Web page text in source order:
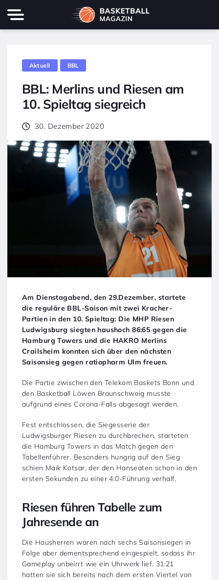
Aktuell BBL
BBL: Merlins und Riesen am
10. Spieltag siegreich
30. Dezember 2020
Am Dienstagabend, den 29.Dezember, startete
die reguläre BBL-Saison mit zwei Kracher-
Partien in den 10. Spieltag: Die MHP Riesen
Ludwigsburg siegten haushoch 86:65 gegen die
Hamburg Towers und die HAKRO Merlins
Crailsheim konnten sich über den nächsten
Saisonsieg gegen ratiopharm Ulm freuen.
Die Partie zwischen den Telekom Baskets Bonn und
den Basketball Löwen Braunschweig musste
aufgrund eines Corona-Falls abgesagt werden.
Fest entschlossen, die Siegesserie der
Ludwigsburger Riesen zu durchbrechen, starteten
die Hamburg Towers in das Match gegen den
Tabellenführer. Besonders hungrig auf den Sieg
schien Maik Kotsar, der den Hanseaten schon in den
ersten Sekunden zu einer 4:0-Führung verhalf.
Riesen führen Tabelle zum
Jahresende an
Die Hausherren waren nach sechs Saisonsiegen in
Folge aber dementsprechend eingespielt, sodass ihr
Gameplay unbeirrt wie ein Uhrwerk lief. 31:21
hatten sie sich bereits nach dem ersten Viertel von